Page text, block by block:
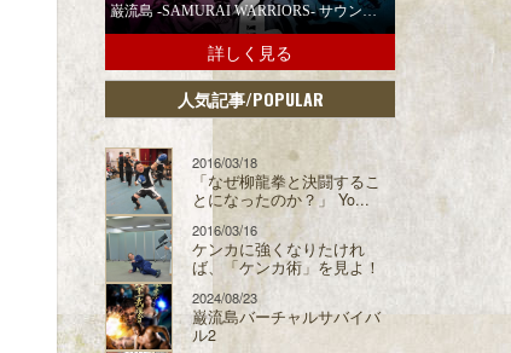
巌流島 -SAMURAI WARRIORS- サウンドトラックの配信スタート！
詳しく見る
人気記事/POPULAR
2016/03/18
「なぜ柳龍拳と決闘するこ
とになったのか？」 Yo...
2016/03/16
ケンカに強くなりたけれ
ば、「ケンカ術」を見よ！
2024/08/23
巌流島バーチャルサバイバ
ル2